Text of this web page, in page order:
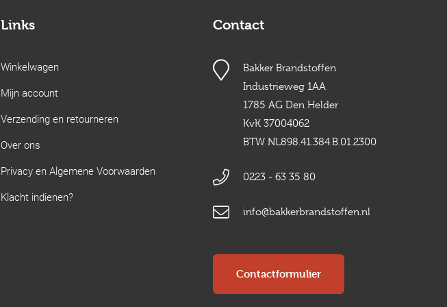
Links
Winkelwagen
Mijn account
Verzending en retourneren
Over ons
Privacy en Algemene Voorwaarden
Klacht indienen?
Contact
Bakker Brandstoffen
Industrieweg 1AA
1785 AG Den Helder
KvK 37004062
BTW NL898.41.384.B.01.2300
0223 - 63 35 80
info@bakkerbrandstoffen.nl
Contactformulier